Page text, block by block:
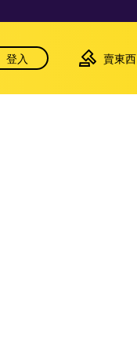
登入 賣東西